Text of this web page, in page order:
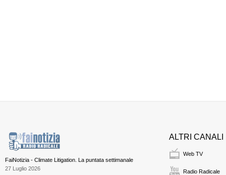
FaiNotizia - Climate Litigation. La puntata settimanale
27 Luglio 2026
ALTRI CANALI
Web TV
Radio Radicale